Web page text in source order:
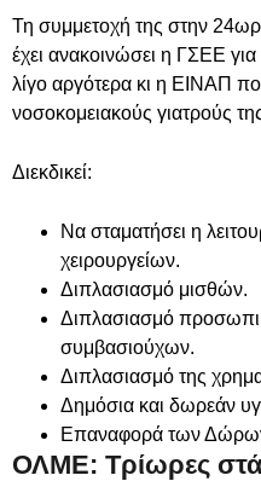
Τη συμμετοχή της στην
έχει ανακοινώσει η ΓΣΕΕ
λίγο αργότερα κι η ΕΙΝΑΠ
νοσοκομειακούς γιατρούς
Διεκδικεί:
Να σταματήσει η
χειρουργείων.
Διπλασιασμό μισθών.
Διπλασιασμό
συμβασιούχων.
Διπλασιασμό της
Δημόσια και δωρεάν
Επαναφορά των
ΟΛΜΕ: Τρίωρες